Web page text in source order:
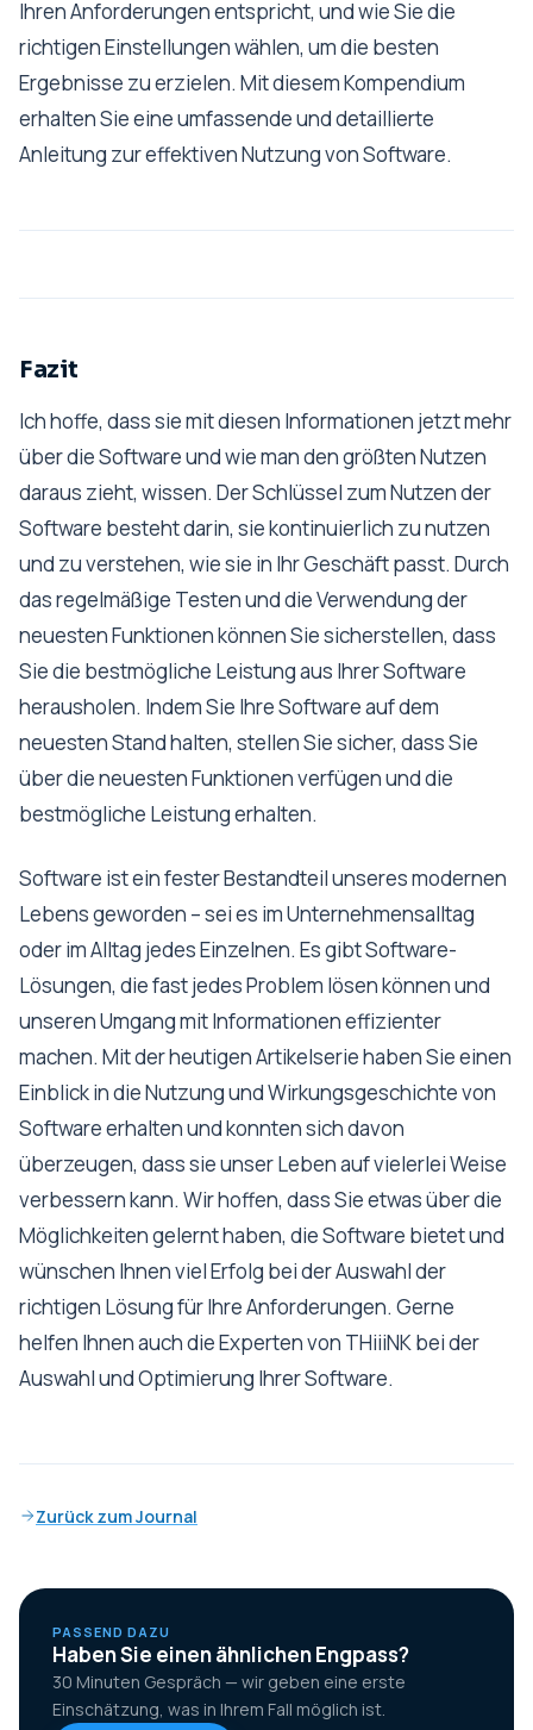
Ihren Anforderungen entspricht, und wie Sie die
richtigen Einstellungen wählen, um die besten
Ergebnisse zu erzielen. Mit diesem Kompendium
erhalten Sie eine umfassende und detaillierte
Anleitung zur effektiven Nutzung von Software.
Fazit
Ich hoffe, dass sie mit diesen Informationen jetzt mehr
über die Software und wie man den größten Nutzen
daraus zieht, wissen. Der Schlüssel zum Nutzen der
Software besteht darin, sie kontinuierlich zu nutzen
und zu verstehen, wie sie in Ihr Geschäft passt. Durch
das regelmäßige Testen und die Verwendung der
neuesten Funktionen können Sie sicherstellen, dass
Sie die bestmögliche Leistung aus Ihrer Software
herausholen. Indem Sie Ihre Software auf dem
neuesten Stand halten, stellen Sie sicher, dass Sie
über die neuesten Funktionen verfügen und die
bestmögliche Leistung erhalten.
Software ist ein fester Bestandteil unseres modernen
Lebens geworden – sei es im Unternehmensalltag
oder im Alltag jedes Einzelnen. Es gibt Software-
Lösungen, die fast jedes Problem lösen können und
unseren Umgang mit Informationen effizienter
machen. Mit der heutigen Artikelserie haben Sie einen
Einblick in die Nutzung und Wirkungsgeschichte von
Software erhalten und konnten sich davon
überzeugen, dass sie unser Leben auf vielerlei Weise
verbessern kann. Wir hoffen, dass Sie etwas über die
Möglichkeiten gelernt haben, die Software bietet und
wünschen Ihnen viel Erfolg bei der Auswahl der
richtigen Lösung für Ihre Anforderungen. Gerne
helfen Ihnen auch die Experten von THiiiNK bei der
Auswahl und Optimierung Ihrer Software.
Zurück zum Journal
PASSEND DAZU
Haben Sie einen ähnlichen Engpass?
30 Minuten Gespräch — wir geben eine erste
Einschätzung, was in Ihrem Fall möglich ist.